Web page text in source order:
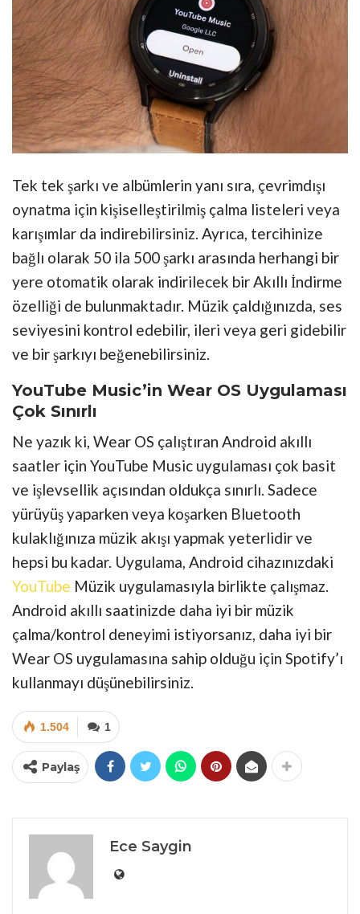
Tek tek şarkı ve albümlerin yanı sıra, çevrimdışı
oynatma için kişiselleştirilmiş çalma listeleri veya
karışımlar da indirebilirsiniz. Ayrıca, tercihinize
bağlı olarak 50 ila 500 şarkı arasında herhangi bir
yere otomatik olarak indirilecek bir Akıllı İndirme
özelliği de bulunmaktadır. Müzik çaldığınızda, ses
seviyesini kontrol edebilir, ileri veya geri gidebilir
ve bir şarkıyı beğenebilirsiniz.
YouTube Music’in Wear OS Uygulaması
Çok Sınırlı
Ne yazık ki, Wear OS çalıştıran Android akıllı
saatler için YouTube Music uygulaması çok basit
ve işlevsellik açısından oldukça sınırlı. Sadece
yürüyüş yaparken veya koşarken Bluetooth
kulaklığınıza müzik akışı yapmak yeterlidir ve
hepsi bu kadar. Uygulama, Android cihazınızdaki
YouTube Müzik uygulamasıyla birlikte çalışmaz.
Android akıllı saatinizde daha iyi bir müzik
çalma/kontrol deneyimi istiyorsanız, daha iyi bir
Wear OS uygulamasına sahip olduğu için Spotify’ı
kullanmayı düşünebilirsiniz.
1
1.504
Paylaş
Ece Saygin